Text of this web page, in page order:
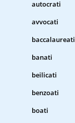
autocrati
avvocati
baccalaureati
banati
beilicati
benzoati
boati